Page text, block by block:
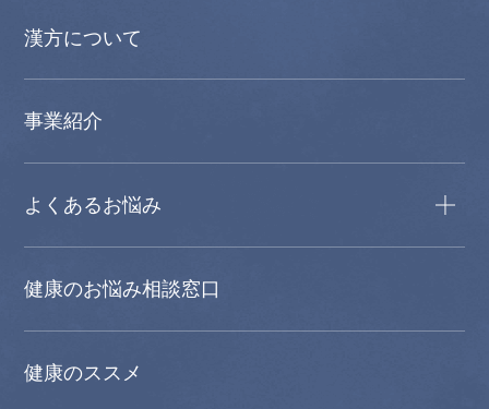
漢方について
事業紹介
よくあるお悩み
健康のお悩み相談窓口
健康のススメ